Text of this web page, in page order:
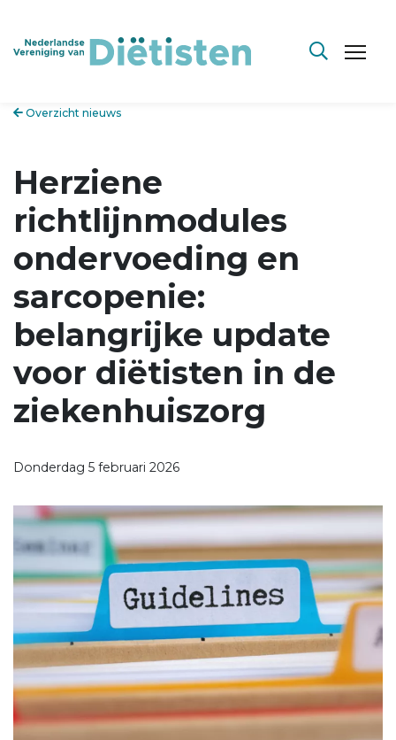
Overzicht nieuws
Herziene
richtlijnmodules
ondervoeding en
sarcopenie:
belangrijke update
voor diëtisten in de
ziekenhuiszorg
Donderdag 5 februari 2026